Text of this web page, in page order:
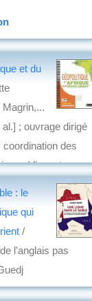
et du
; ouvrage dirigé
coordination des
Vincent
: le
qui
/
l'anglais pas